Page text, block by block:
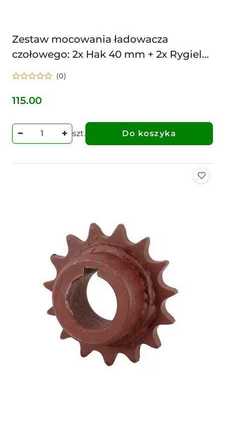
Zestaw mocowania ładowacza
czołowego: 2x Hak 40 mm + 2x Rygiel
dolny 25 mm
(0)
Cena:
115.00
szt. Do koszyka